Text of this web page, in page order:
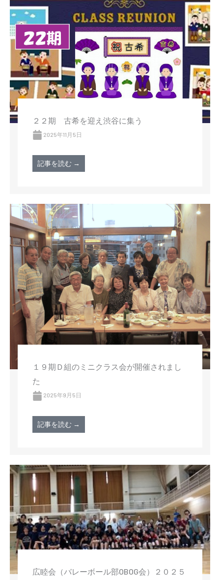
２２期 古希を迎え渋谷に集う
2025年11月5日
記事を読む →
１９期Ｄ組のミニクラス会が開催されまし
た
2025年9月5日
記事を読む →
広睦会（バレーボール部OBOG会）２０２５